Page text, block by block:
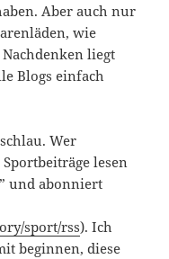
Aber auch nur
wie
liegt
Blogs einfach
Wer
lesen
und abonniert
sport/rss). Ich
beginnen, diese